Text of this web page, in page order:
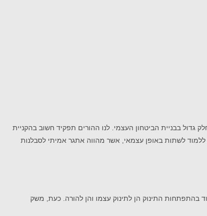
גדול בבניית הביטחון העצמי. לנו ההורים תפקיד חשוב בהקניית
לשתות באופן עצמאי, אשר מהווה אתגר אמיתי לסבלנות
בהתפתחות התינוק הן לתינוק עצמו והן להורה. כעת, משק